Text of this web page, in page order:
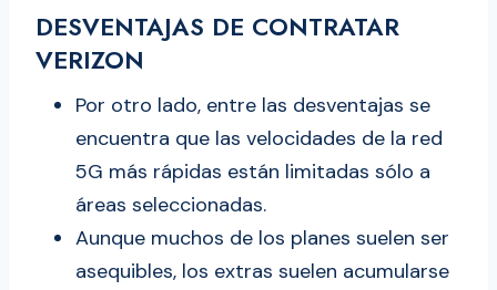
DESVENTAJAS DE CONTRATAR
VERIZON
Por otro lado, entre las desventajas se
encuentra que las velocidades de la red
5G más rápidas están limitadas sólo a
áreas seleccionadas.
Aunque muchos de los planes suelen ser
asequibles, los extras suelen acumularse